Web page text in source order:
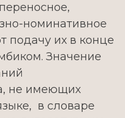
номинативное
подачу их в конце
Значение
не имеющих
в словаре